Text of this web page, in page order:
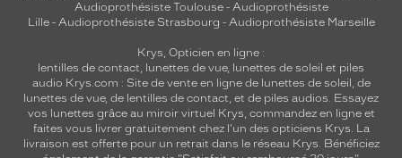
Audioprothésiste Toulouse- Audioprothésiste
Lille- Audioprothésiste Strasbourg - Audioprothésiste Marseille
Krys, Opticien en ligne :
lentilles de contact, lunettes de vue, lunettes de soleil et piles
audio Krys.com : Site de vente en ligne de lunettes de soleil, de
lunettes de vue, de lentilles de contact, et de piles audios. Essayez
vos lunettes grâce au miroir virtuel Krys, commandez en ligne et
faites vous livrer gratuitement chez l'un des opticiens Krys. La
livraison est offerte pour un retrait dans le réseau Krys. Bénéficiez